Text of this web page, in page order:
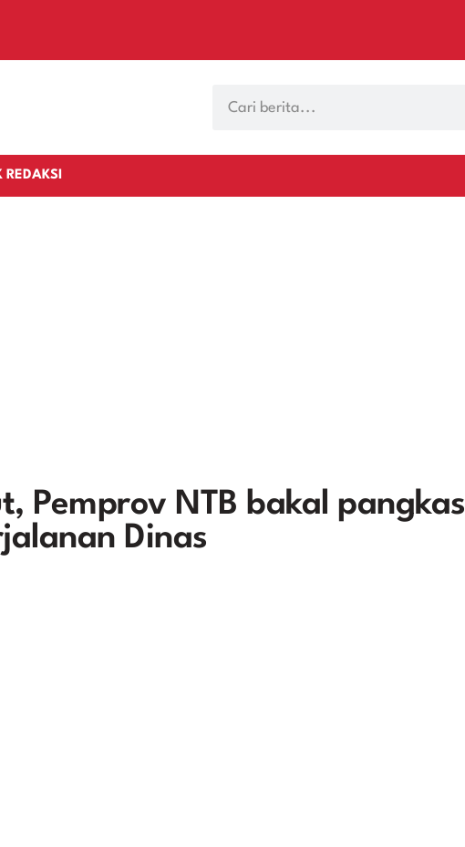
REDAKSI
Pemprov NTB bakal pangkas
Dinas